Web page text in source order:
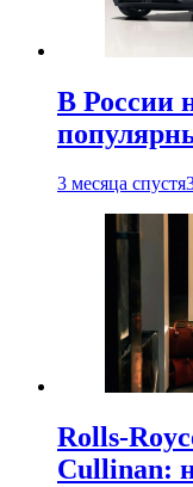
В России
3 месяца спустя
Rolls-
Cullinan: